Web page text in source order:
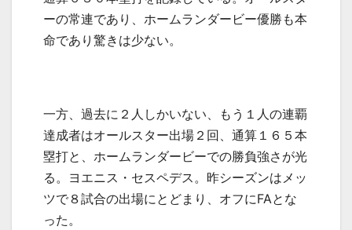
ーの常連であり、ホームランダービー優勝も本
命であり驚きは少ない。
一方、過去に２人しかいない、もう１人の連覇
達成者はオールスター出場２回、通算１６５本
塁打と、ホームランダービーでの勝負強さが光
る。ヨエニス・セスペデス。昨シーズンはメッ
ツで８試合の出場にとどまり、オフにFAとな
った。